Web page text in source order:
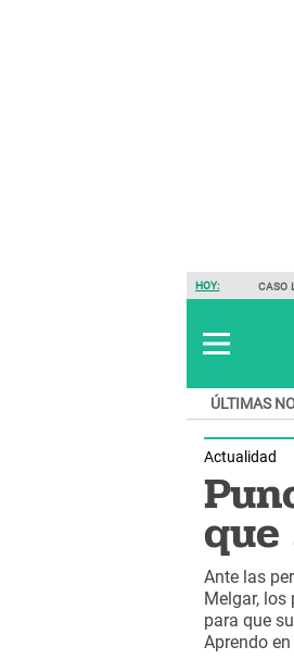
HOY: CASO
ÚLTIMAS
Actualidad
Ante las
Melgar,
para que
Aprendo en